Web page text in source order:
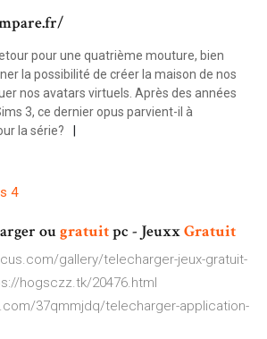
pour une quatrième mouture, bien
la possibilité de créer la maison de nos
nos avatars virtuels. Après des années
3, ce dernier opus parvient-il à
la série?
4
ougratuitpc - JeuxxGratuit
gallery/telecharger-jeux-gratuit-
hogsczz.tk/20476.html
37qmmjdq/telecharger-application-